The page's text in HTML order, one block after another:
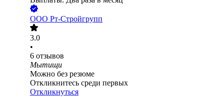
ООО Рт-Стройгрупп
3.0
•
6 отзывов
Мытищи
Можно без резюме
Откликнитесь среди первых
Откликнуться